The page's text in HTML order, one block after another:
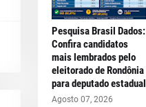
Pesquisa Brasil Dados:
Confira candidatos
mais lembrados pelo
eleitorado de Rondônia
para deputado estadual
Agosto 07, 2026